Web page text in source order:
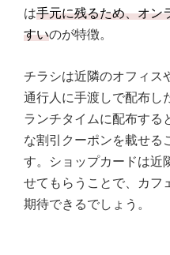
は手元に残るため、オン
すいのが特徴。
チラシは近隣のオフィス
通行人に手渡しで配布し
ランチタイムに配布する
な割引クーポンを載せる
す。ショップカードは近
せてもらうことで、カフ
期待できるでしょう。